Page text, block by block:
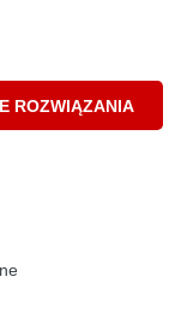
ROZWIĄZANIA